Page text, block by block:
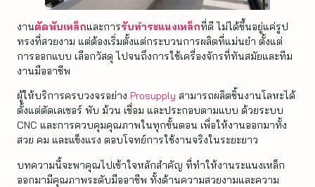
งานตัดพับเหล็กและการรับทำระแนงเหล็กที่ดี ไม่ได้ขึ้นอยู่แค่รูป
ทรงที่สวยงาม แต่ต้องเริ่มตั้งแต่กระบวนการผลิตที่แม่นยำ ตั้งแต่
การออกแบบ เลือกวัสดุ ไปจนถึงการใช้เครื่องจักรที่ทันสมัยและทีม
งานมืออาชีพ
ผู้ให้บริการครบวงจรอย่าง Prosupply สามารถผลิตชิ้นงานโลหะได้
ตั้งแต่ตัดเลเซอร์ พับ ม้วน เชื่อม และประกอบตามแบบ ด้วยระบบ
CNC และการควบคุมคุณภาพในทุกขั้นตอน เพื่อให้งานออกมาทั้ง
สวย คม และแข็งแรง ตอบโจทย์การใช้งานจริงในระยะยาว
บทความนี้จะพาคุณไปเข้าใจหลักสำคัญ ที่ทำให้งานระแนงเหล็ก
ออกมามีคุณภาพระดับมืออาชีพ ทั้งด้านความสวยงามและความ